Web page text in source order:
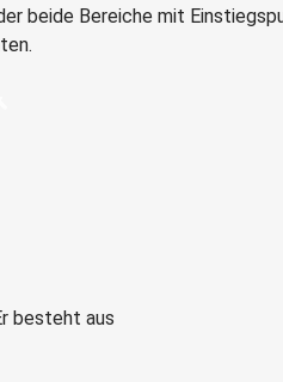
beide Bereiche mit
besteht aus